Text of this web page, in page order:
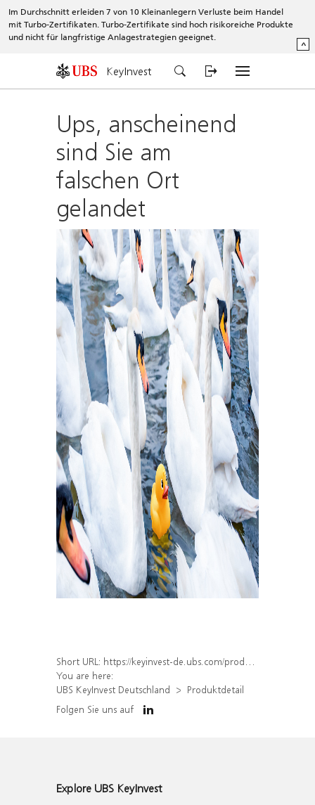
Im Durchschnitt erleiden 7 von 10 Kleinanlegern Verluste beim Handel
mit Turbo-Zertifikaten. Turbo-Zertifikate sind hoch risikoreiche Produkte
und nicht für langfristige Anlagestrategien geeignet.
^
KeyInvest
Ups, anscheinend
sind Sie am
falschen Ort
gelandet
Short URL: https://keyinvest-de.ubs.com/produkt/detail/index/isin/DE000WA79898
You are here:
UBS KeyInvest Deutschland
Produktdetail
Folgen Sie uns auf
Explore UBS KeyInvest